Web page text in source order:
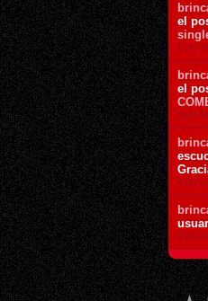
el
1 de
el
5 de
4 de
4 de